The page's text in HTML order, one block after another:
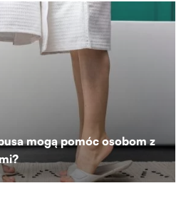
mogą pomóc osobom z